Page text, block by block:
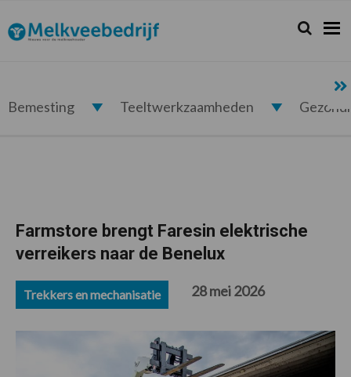
de
hoofdnavigatie
de
hoofd
de
eerste
de
voettekst
Melkveebedrijf.nl Zoeken...
Zoek
Bemesting Teeltwerkzaamheden
Farmstore brengt Faresin elektrische
verreikers naar de Benelux
Trekkers en mechanisatie 28 mei 2026